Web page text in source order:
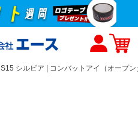
S15 シルビア | コンバットアイ（オープ